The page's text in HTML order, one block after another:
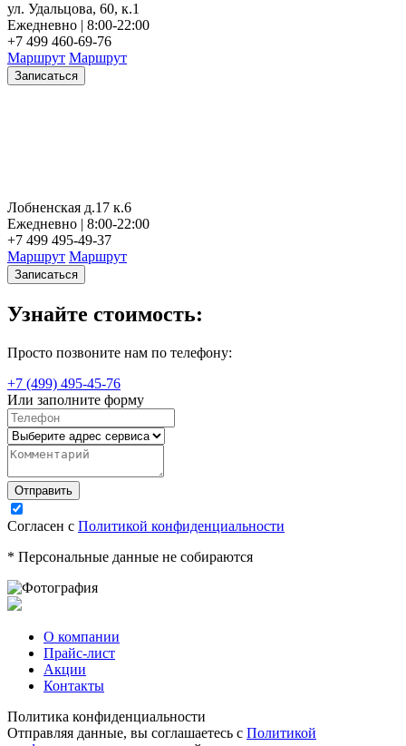
ул. Удальцова, 60, к.1
Ежедневно | 8:00-22:00
+7 499 460-69-76
Маршрут Маршрут
Записаться
Лобненская д.17 к.6
Ежедневно | 8:00-22:00
+7 499 495-49-37
Маршрут Маршрут
Записаться
Узнайте стоимость:
Просто позвоните нам по телефону:
+7 (499) 495-45-76
Или заполните форму
Согласен с Политикой конфиденциальности
* Персональные данные не собираются
О компании
Прайс-лист
Акции
Контакты
Политика конфиденциальности
Отправляя данные, вы соглашаетесь с Политикой